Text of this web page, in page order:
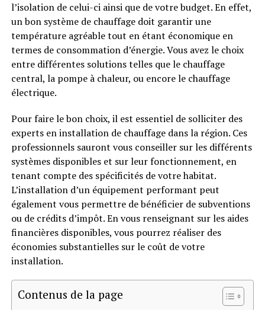
l’isolation de celui-ci ainsi que de votre budget. En effet,
un bon système de chauffage doit garantir une
température agréable tout en étant économique en
termes de consommation d’énergie. Vous avez le choix
entre différentes solutions telles que le chauffage
central, la pompe à chaleur, ou encore le chauffage
électrique.
Pour faire le bon choix, il est essentiel de solliciter des
experts en installation de chauffage dans la région. Ces
professionnels sauront vous conseiller sur les différents
systèmes disponibles et sur leur fonctionnement, en
tenant compte des spécificités de votre habitat.
L’installation d’un équipement performant peut
également vous permettre de bénéficier de subventions
ou de crédits d’impôt. En vous renseignant sur les aides
financières disponibles, vous pourrez réaliser des
économies substantielles sur le coût de votre
installation.
Contenus de la page